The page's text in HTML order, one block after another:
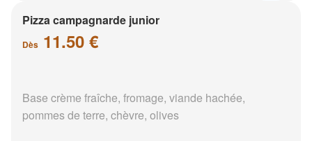
Pizza campagnarde junior
Dès 11.50 €
Base crème fraîche, fromage, viande hachée,
pommes de terre, chèvre, olives